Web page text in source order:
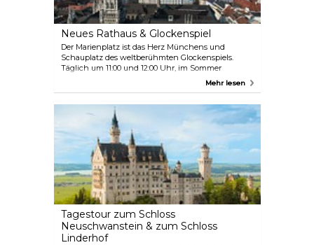
Neues Rathaus & Glockenspiel
Der Marienplatz ist das Herz Münchens und
Schauplatz des weltberühmten Glockenspiels.
Täglich um 11:00 und 12:00 Uhr, im Sommer
neugotische Fassade des Gebäudes ist ein beliebter
Hintergrund für Erinnerungsfotos. Steigen Sie auf
die Spitze des 85 Meter hohen Turms, um einen
schönen Blick auf die Stadt zu genießen.
Mehr lesen
Tagestour zum Schloss
Neuschwanstein & zum Schloss
Linderhof